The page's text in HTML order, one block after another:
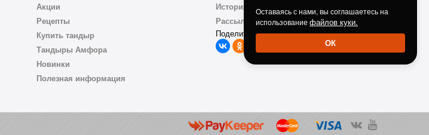
Акции
Рецепты
Купить тандыр
Тандыры Амфора
Новинки
Полезная информация
История заказов
Рассылка
Поделиться с друзьми:
Оставаясь с нами, вы соглашаетесь на
использование файлов куки.
ОК